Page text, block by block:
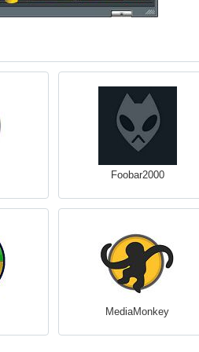
Foobar2000
MediaMonkey